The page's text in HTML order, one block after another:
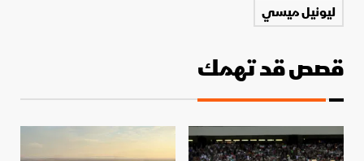
ليونيل ميسي
قصص قد تهمك